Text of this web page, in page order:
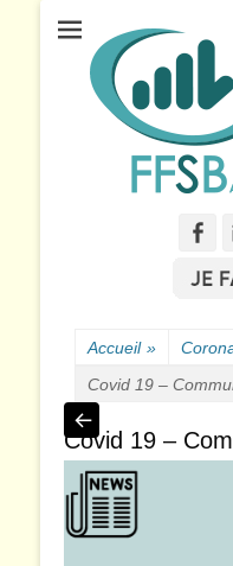
Fédération
Accueil »
Covid 19 –
Covid 19 –